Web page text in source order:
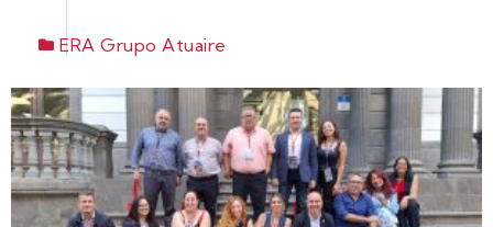
ERA Grupo Atuaire